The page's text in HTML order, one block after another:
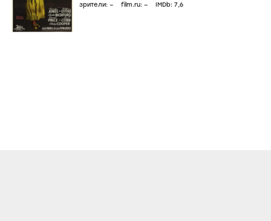
зрители: – film.ru: – IMDb: 7,6